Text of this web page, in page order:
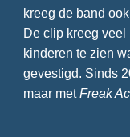
kreeg de band
De clip kreeg
kinderen te zien
gevestigd. Sinds
maar metFreak